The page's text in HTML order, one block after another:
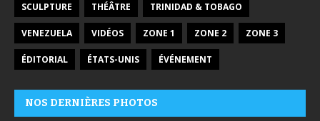
SCULPTURE THÉÂTRE TRINIDAD & TOBAGO
VENEZUELA VIDÉOS ZONE 1 ZONE 2 ZONE 3
ÉDITORIAL ÉTATS-UNIS ÉVÉNEMENT
NOS DERNIÈRES PHOTOS